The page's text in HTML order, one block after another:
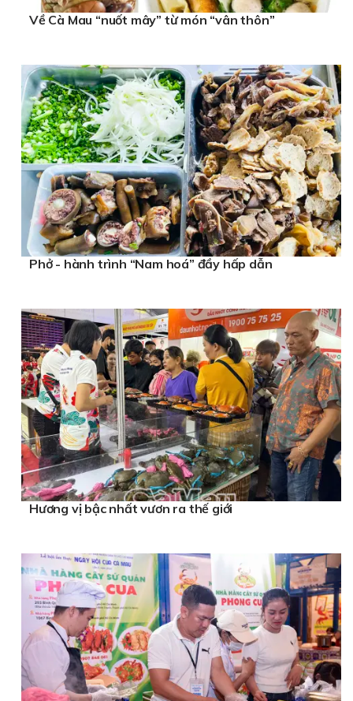
Về Cà Mau “nuốt mây” từ món “vân thôn”
Phở - hành trình “Nam hoá” đầy hấp dẫn
Hương vị bậc nhất vươn ra thế giới